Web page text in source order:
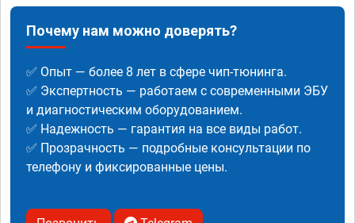
Почему нам можно доверять?
✅ Опыт — более 8 лет в сфере чип-тюнинга.
✅ Экспертность — работаем с современными ЭБУ
и диагностическим оборудованием.
✅ Надежность — гарантия на все виды работ.
✅ Прозрачность — подробные консультации по
телефону и фиксированные цены.